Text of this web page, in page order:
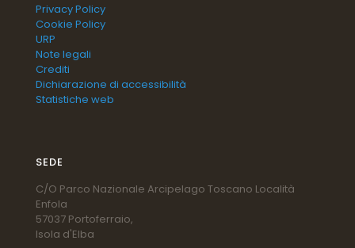
Privacy Policy
Cookie Policy
URP
Note legali
Crediti
Dichiarazione di accessibilità
Statistiche web
SEDE
C/O Parco Nazionale Arcipelago Toscano Località
Enfola
57037 Portoferraio,
Isola d'Elba